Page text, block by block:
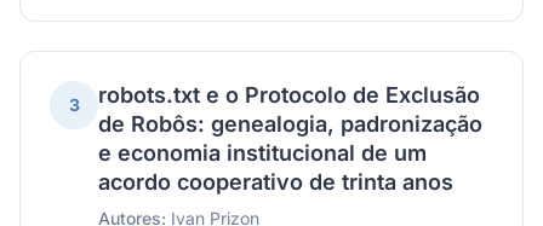
3
robots.txt e o Protocolo de Exclusão
de Robôs: genealogia, padronização
e economia institucional de um
acordo cooperativo de trinta anos
Autores: Ivan Prizon